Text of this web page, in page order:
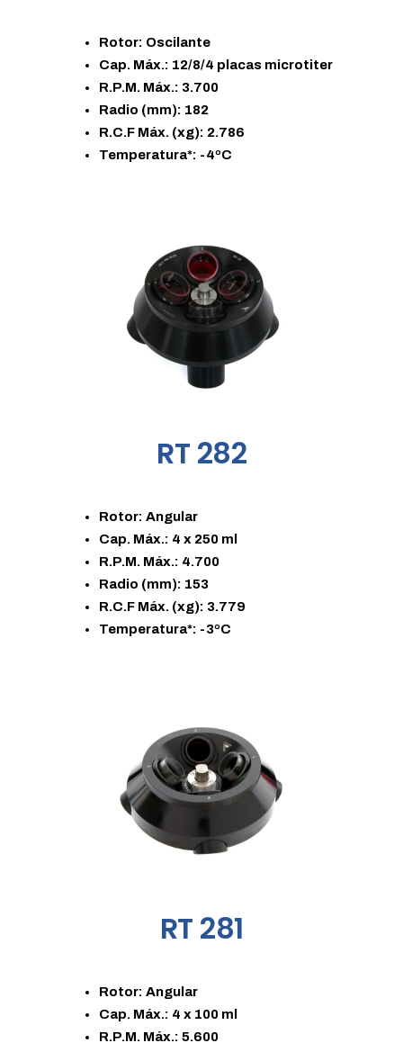
Rotor: Oscilante
Cap. Máx.: 12/8/4 placas microtiter
R.P.M. Máx.: 3.700
Radio (mm): 182
R.C.F Máx. (xg): 2.786
Temperatura*: -4ºC
RT 282
Rotor: Angular
Cap. Máx.: 4 x 250 ml
R.P.M. Máx.: 4.700
Radio (mm): 153
R.C.F Máx. (xg): 3.779
Temperatura*: -3ºC
RT 281
Rotor: Angular
Cap. Máx.: 4 x 100 ml
R.P.M. Máx.: 5.600